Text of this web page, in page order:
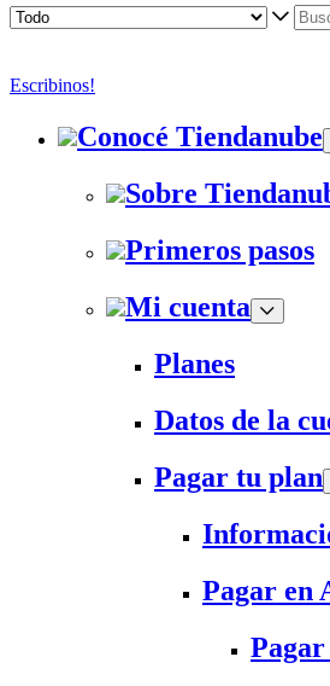
Escribinos!
Conocé Tiendanube
Sobre
Primeros pasos
Mi cuenta
Planes
Datos de la
Pagar tu plan
Pagar en